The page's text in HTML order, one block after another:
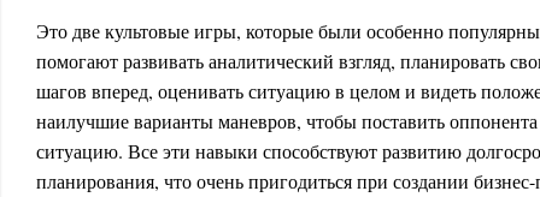
Это две культовые игры, которые были особенно
помогают развивать аналитический взгляд, планировать
шагов вперед, оценивать ситуацию в целом и видеть
наилучшие варианты маневров, чтобы поставить
ситуацию. Все эти навыки способствуют развитию
планирования, что очень пригодиться при создании